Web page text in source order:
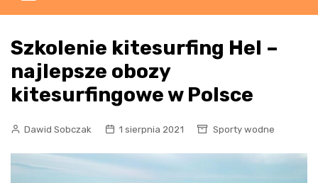
Szkolenie kitesurfing Hel –
najlepsze obozy
kitesurfingowe w Polsce
Dawid Sobczak 1 sierpnia 2021 Sporty wodne